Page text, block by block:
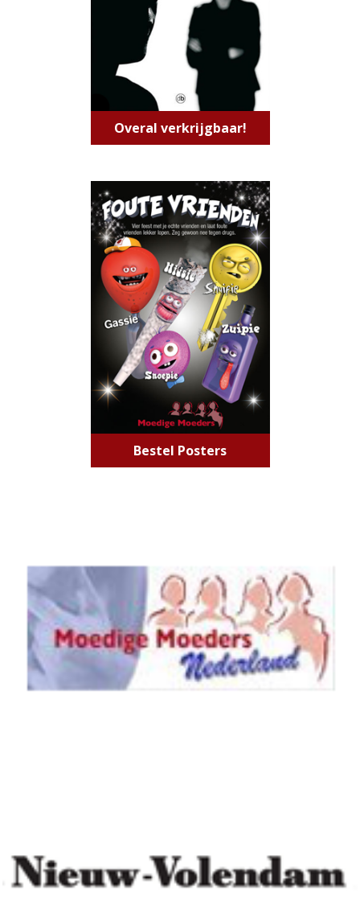
Overal verkrijgbaar!
Bestel Posters